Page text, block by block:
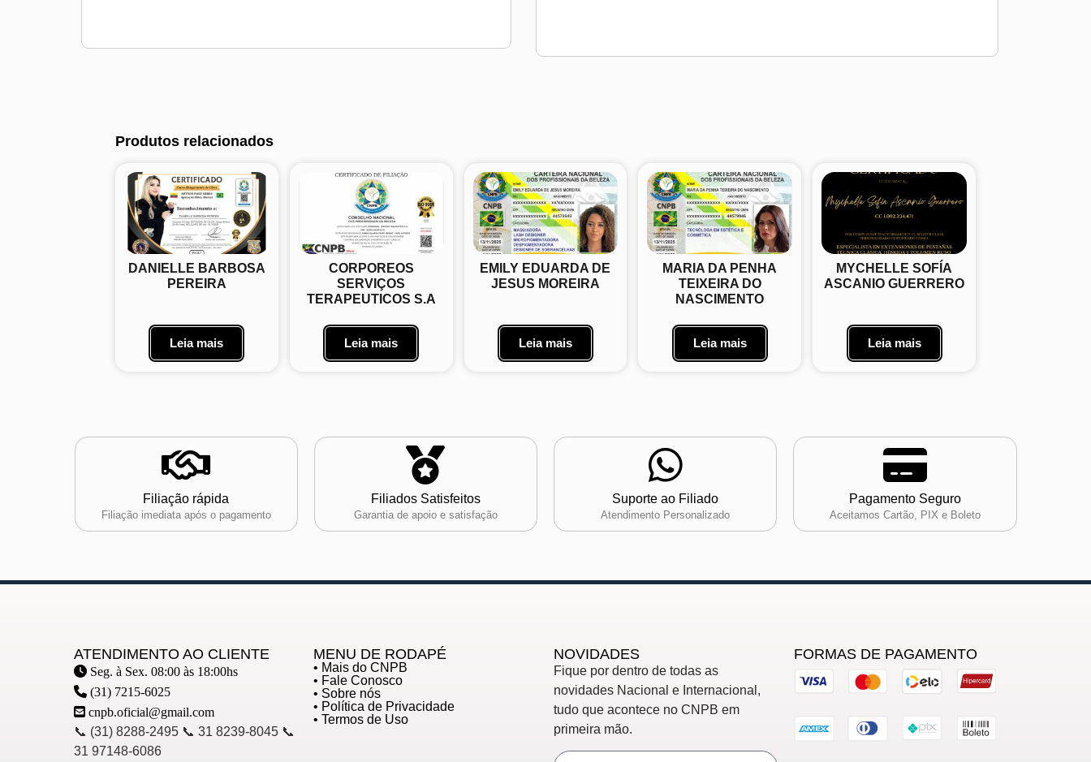
Produtos relacionados
DANIELLE BARBOSA
PEREIRA
Leia mais
CORPOREOS
SERVIÇOS
TERAPEUTICOS S.A
Leia mais
EMILY EDUARDA DE
JESUS MOREIRA
Leia mais
MARIA DA PENHA
TEIXEIRA DO
NASCIMENTO
Leia mais
MYCHELLE SOFÍA
ASCANIO GUERRERO
Leia mais
Filiação rápida
Filiação imediata após o pagamento
Filiados Satisfeitos
Garantia de apoio e satisfação
Suporte ao Filiado
Atendimento Personalizado
Pagamento Seguro
Aceitamos Cartão, PIX e Boleto
ATENDIMENTO AO CLIENTE
Seg. à Sex. 08:00 às 18:00hs
(31) 7215-6025
cnpb.oficial@gmail.com
📞 (31) 8288-2495 📞 31 8239-8045 📞
31 97148-6086
MENU DE RODAPÉ
• Mais do CNPB
• Fale Conosco
• Sobre nós
• Política de Privacidade
• Termos de Uso
NOVIDADES
Fique por dentro de todas as
novidades Nacional e Internacional,
tudo que acontece no CNPB em
primeira mão.
FORMAS DE PAGAMENTO